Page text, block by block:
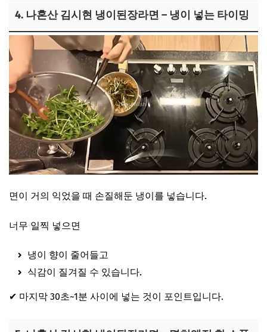
4. 나혼산 김시현 냉이된장라면 – 냉이 넣는 타이밍
면이 거의 익었을 때 손질해둔 냉이를 넣습니다.
너무 일찍 넣으면
냉이 향이 줄어들고
식감이 질겨질 수 있습니다.
✔ 마지막 30초~1분 사이에 넣는 것이 포인트입니다.